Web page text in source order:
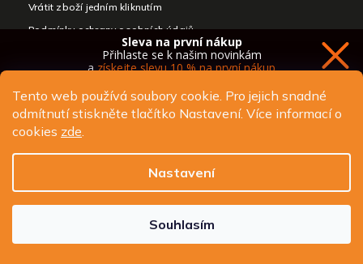
Tento web používá soubory cookie. Pro jejich snadné
odmítnutí stiskněte tlačítko Nastavení. Více informací o
cookies zde.
Nastavení
Souhlasím
Vrátit zboží jedním kliknutím
Podmínky ochrany osobních údajů
Z našeho blogu
Vstup do B2B
Kontakty a reklamace
SLEVY AŽ 50 %
Sleva na první nákup
Přihlaste se k našim novinkám
azískejte slevu 10 % na první nákup
Ochrana osobních údajů